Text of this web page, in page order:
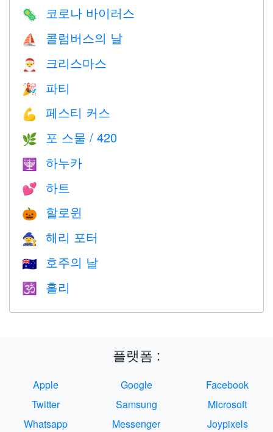
🦠 코로나 바이러스
⛵️ 콜럼버스의 날
🎅 크리스마스
🎉 파티
💪 페스티 커스
🌿 포 스물 / 420
🕎 하누카
💕 하트
🎃 할로윈
🧙 해리 포터
🇦🇺 호주의 날
🕉 홀리
플랫폼 :
Apple Google
Facebook
Twitter
Samsung
Microsoft
Whatsapp
Messenger
Joypixels